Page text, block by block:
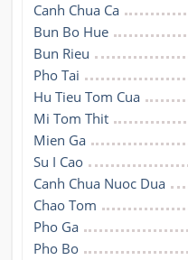
Canh Chua Ca
Bun Bo Hue
Bun Rieu
Pho Tai
Hu Tieu Tom Cua
Mi Tom Thit
Mien Ga
Su I Cao
Canh Chua Nuoc Dua
Chao Tom
Pho Ga
Pho Bo